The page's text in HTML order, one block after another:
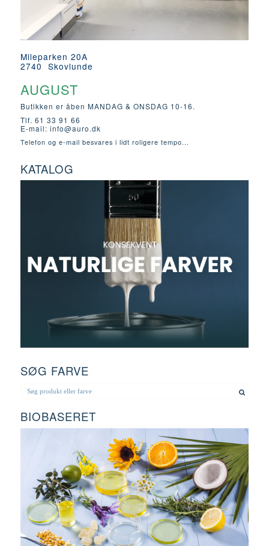
Mileparken 20A
2740 Skovlunde
AUGUST
Butikken er åben MANDAG & ONSDAG 10-16.
Tlf. 61 33 91 66
E-mail: info@auro.dk
Telefon og e-mail besvares i lidt roligere tempo...
KATALOG
SØG FARVE
BIOBASERET